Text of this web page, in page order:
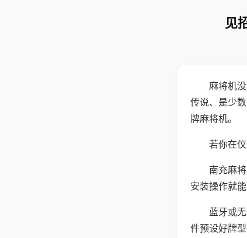
见
麻将机
传说、是少
牌麻将机。
若你在
南充麻
安装操作就
蓝牙或
件预设好牌